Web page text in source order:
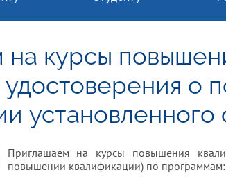
курсы
о
установленного
Приглашаем на курсы повышения
повышении квалификации) по программам: